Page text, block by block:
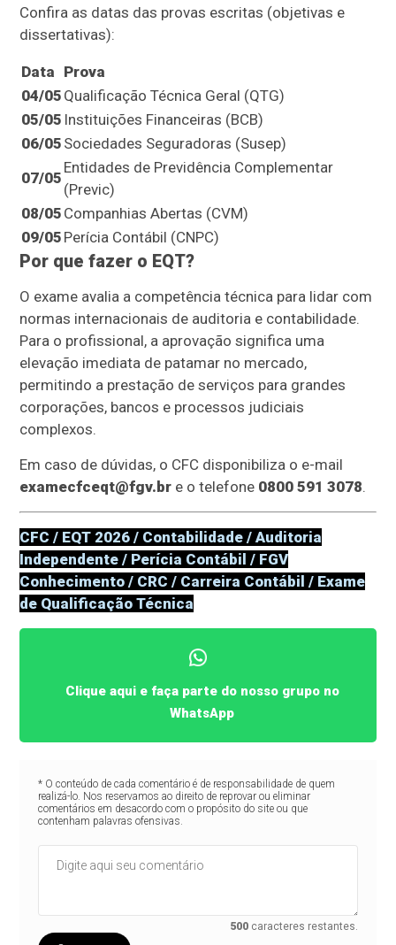
Confira as datas das provas escritas (objetivas e
dissertativas):
Data Prova
04/05 Qualificação Técnica Geral (QTG)
05/05 Instituições Financeiras (BCB)
06/05 Sociedades Seguradoras (Susep)
07/05
Entidades de Previdência Complementar
(Previc)
08/05 Companhias Abertas (CVM)
09/05 Perícia Contábil (CNPC)
Por que fazer o EQT?
O exame avalia a competência técnica para lidar com
normas internacionais de auditoria e contabilidade.
Para o profissional, a aprovação significa uma
elevação imediata de patamar no mercado,
permitindo a prestação de serviços para grandes
corporações, bancos e processos judiciais
complexos.
Em caso de dúvidas, o CFC disponibiliza o e-mail
examecfceqt@fgv.br e o telefone 0800 591 3078.
CFC / EQT 2026 / Contabilidade / Auditoria
Independente / Perícia Contábil / FGV
Conhecimento / CRC / Carreira Contábil / Exame
de Qualificação Técnica
Clique aqui e faça parte do nosso grupo no
WhatsApp
* O conteúdo de cada comentário é de responsabilidade de quem
realizá-lo. Nos reservamos ao direito de reprovar ou eliminar
comentários em desacordo com o propósito do site ou que
contenham palavras ofensivas.
500 caracteres restantes.